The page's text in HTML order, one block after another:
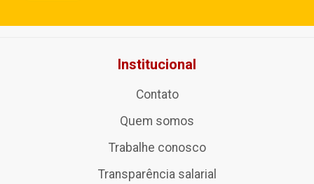
Institucional
Contato
Quem somos
Trabalhe conosco
Transparência salarial